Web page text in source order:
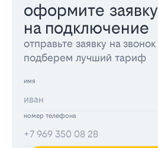
оформите заявку
на подключение
отправьте заявку на
подберем лучший тариф
имя
номер телефона